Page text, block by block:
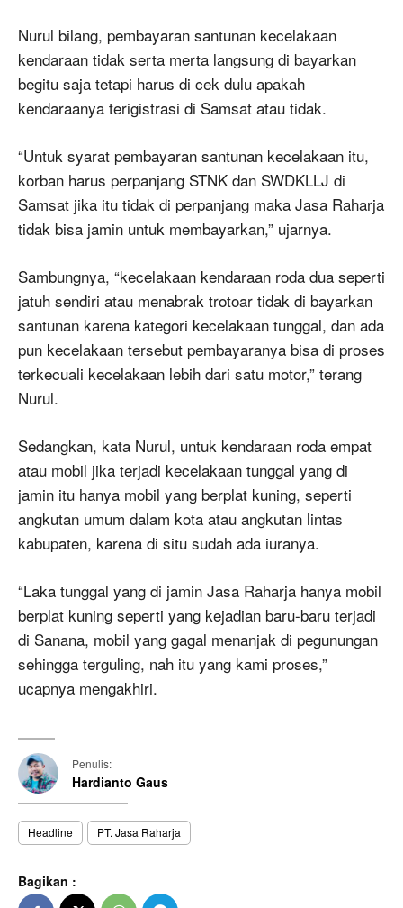
Nurul bilang, pembayaran santunan kecelakaan
kendaraan tidak serta merta langsung di bayarkan
begitu saja tetapi harus di cek dulu apakah
kendaraanya terigistrasi di Samsat atau tidak.
“Untuk syarat pembayaran santunan kecelakaan itu,
korban harus perpanjang STNK dan SWDKLLJ di
Samsat jika itu tidak di perpanjang maka Jasa Raharja
tidak bisa jamin untuk membayarkan,” ujarnya.
Sambungnya, “kecelakaan kendaraan roda dua seperti
jatuh sendiri atau menabrak trotoar tidak di bayarkan
santunan karena kategori kecelakaan tunggal, dan ada
pun kecelakaan tersebut pembayaranya bisa di proses
terkecuali kecelakaan lebih dari satu motor,” terang
Nurul.
Sedangkan, kata Nurul, untuk kendaraan roda empat
atau mobil jika terjadi kecelakaan tunggal yang di
jamin itu hanya mobil yang berplat kuning, seperti
angkutan umum dalam kota atau angkutan lintas
kabupaten, karena di situ sudah ada iuranya.
“Laka tunggal yang di jamin Jasa Raharja hanya mobil
berplat kuning seperti yang kejadian baru-baru terjadi
di Sanana, mobil yang gagal menanjak di pegunungan
sehingga terguling, nah itu yang kami proses,”
ucapnya mengakhiri.
Penulis:
Hardianto Gaus
Headline PT. Jasa Raharja
Bagikan :